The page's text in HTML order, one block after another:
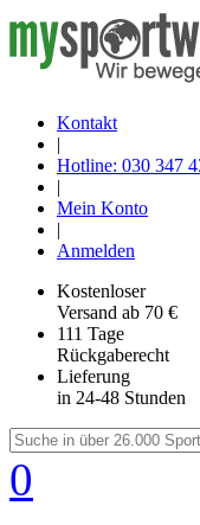
Kontakt
|
Hotline: 030 347
|
Mein Konto
|
Anmelden
Kostenloser
Versand ab 70 €
111 Tage
Rückgaberecht
Lieferung
in 24-48 Stunden
0